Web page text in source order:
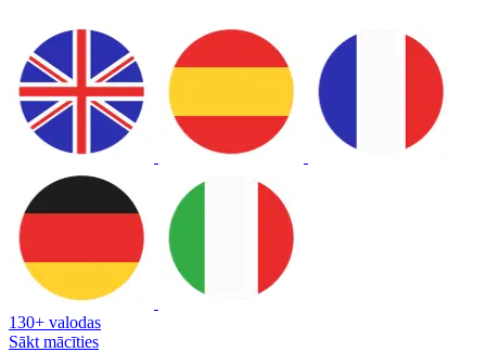
130+ valodas
Sākt mācīties